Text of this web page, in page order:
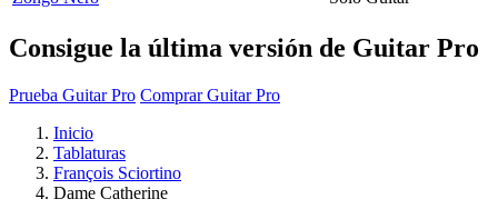
Consigue la última versión de Guitar Pro
Prueba Guitar Pro Comprar Guitar Pro
Inicio
Tablaturas
François Sciortino
Dame Catherine